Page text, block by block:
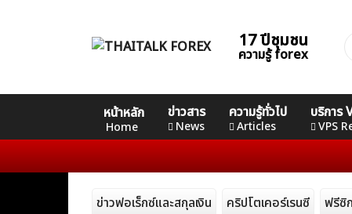
17 ปีชุมชน
ความรู้ forex
หน้าหลัก
Home
ข่าวสาร
News
ความรู้ทั่วไป
Articles
บริการ
VPS
VPS Register
คอร์ส
Basic
คอร์ส
Advance
คอร์ส
Professional
ข่าวฟอเร็กซ์และสกุลเงิน คริปโตเคอร์เรนซี ฟรีซิ